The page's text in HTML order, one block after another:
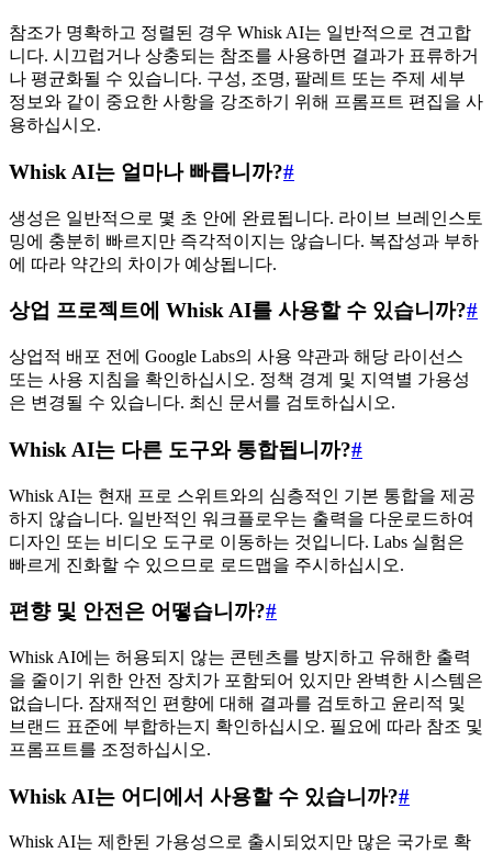
참조가 명확하고 정렬된 경우 Whisk AI는 일반적으로 견고합
니다. 시끄럽거나 상충되는 참조를 사용하면 결과가 표류하거
나 평균화될 수 있습니다. 구성, 조명, 팔레트 또는 주제 세부
정보와 같이 중요한 사항을 강조하기 위해 프롬프트 편집을 사
용하십시오.
Whisk AI는 얼마나 빠릅니까?#
생성은 일반적으로 몇 초 안에 완료됩니다. 라이브 브레인스토
밍에 충분히 빠르지만 즉각적이지는 않습니다. 복잡성과 부하
에 따라 약간의 차이가 예상됩니다.
상업 프로젝트에 Whisk AI를 사용할 수 있습니까?#
상업적 배포 전에 Google Labs의 사용 약관과 해당 라이선스
또는 사용 지침을 확인하십시오. 정책 경계 및 지역별 가용성
은 변경될 수 있습니다. 최신 문서를 검토하십시오.
Whisk AI는 다른 도구와 통합됩니까?#
Whisk AI는 현재 프로 스위트와의 심층적인 기본 통합을 제공
하지 않습니다. 일반적인 워크플로우는 출력을 다운로드하여
디자인 또는 비디오 도구로 이동하는 것입니다. Labs 실험은
빠르게 진화할 수 있으므로 로드맵을 주시하십시오.
편향 및 안전은 어떻습니까?#
Whisk AI에는 허용되지 않는 콘텐츠를 방지하고 유해한 출력
을 줄이기 위한 안전 장치가 포함되어 있지만 완벽한 시스템은
없습니다. 잠재적인 편향에 대해 결과를 검토하고 윤리적 및
브랜드 표준에 부합하는지 확인하십시오. 필요에 따라 참조 및
프롬프트를 조정하십시오.
Whisk AI는 어디에서 사용할 수 있습니까?#
Whisk AI는 제한된 가용성으로 출시되었지만 많은 국가로 확